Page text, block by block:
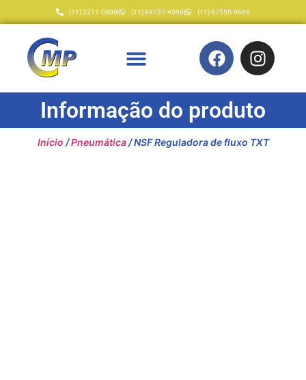
(11) 2211-0800 (11) 99737-4598 (11) 97555-9669
Informação do produto
Início /Pneumática/ NSF Reguladora de fluxo TXT